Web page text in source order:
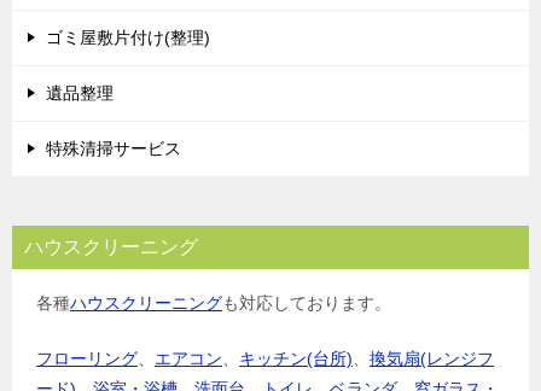
ゴミ屋敷片付け(整理)
遺品整理
特殊清掃サービス
ハウスクリーニング
各種ハウスクリーニングも対応しております。
フローリング エアコン キッチン(台所)
換気扇(レンジフ